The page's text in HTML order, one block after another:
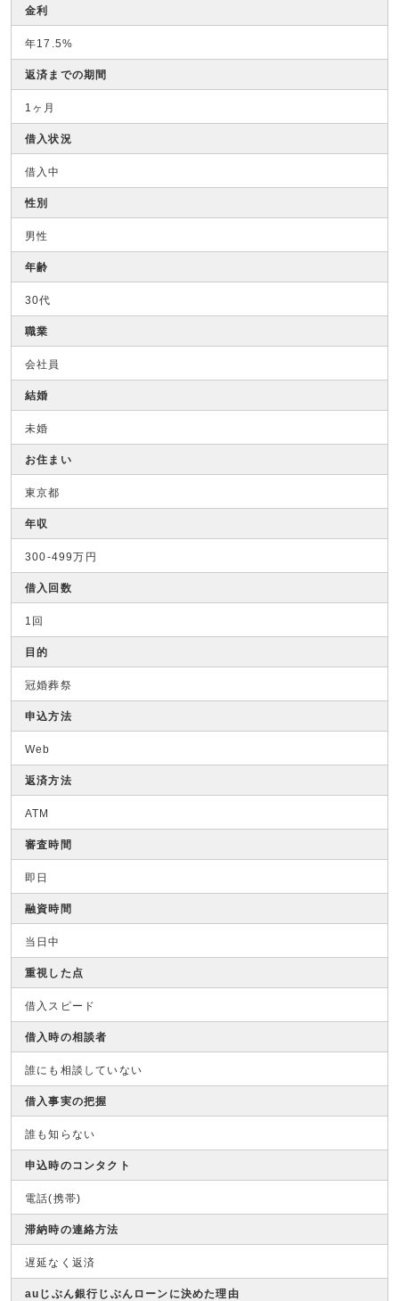
金利
年17.5%
返済までの期間
1ヶ月
借入状況
借入中
性別
男性
年齢
30代
職業
会社員
結婚
未婚
お住まい
東京都
年収
300-499万円
借入回数
1回
目的
冠婚葬祭
申込方法
Web
返済方法
ATM
審査時間
即日
融資時間
当日中
重視した点
借入スピード
借入時の相談者
誰にも相談していない
借入事実の把握
誰も知らない
申込時のコンタクト
電話(携帯)
滞納時の連絡方法
遅延なく返済
auじぶん銀行じぶんローンに決めた理由